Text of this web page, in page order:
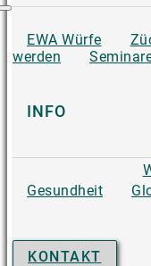
EWA Würfe
werden
INFO
Gesundheit
KONTAKT